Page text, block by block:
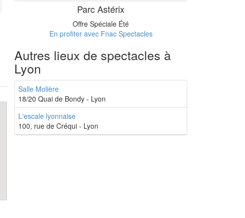
Parc Astérix
Offre Spéciale Été
En profiter avec Fnac Spectacles
Autres lieux de spectacles à
Lyon
Salle Molière
18/20 Quai de Bondy - Lyon
L'escale lyonnaise
100, rue de Créqui - Lyon